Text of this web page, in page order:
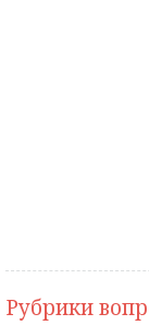
Рубрики